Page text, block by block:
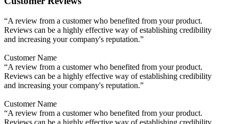
“A review from a customer who benefited from your product.
Reviews can be a highly effective way of establishing credibility
and increasing your company's reputation.”
Customer Name
“A review from a customer who benefited from your product.
Reviews can be a highly effective way of establishing credibility
and increasing your company's reputation.”
Customer Name
“A review from a customer who benefited from your product.
Reviews can be a highly effective way of establishing credibility